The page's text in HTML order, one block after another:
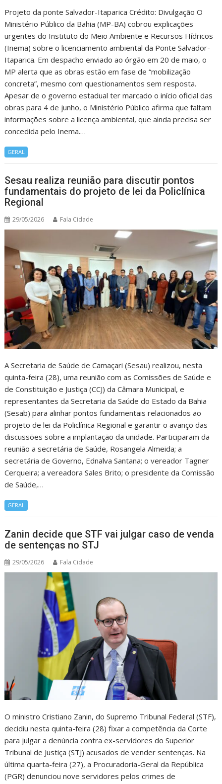
Projeto da ponte Salvador-Itaparica Crédito: Divulgação O
Ministério Público da Bahia (MP-BA) cobrou explicações
urgentes do Instituto do Meio Ambiente e Recursos Hídricos
(Inema) sobre o licenciamento ambiental da Ponte Salvador-
Itaparica. Em despacho enviado ao órgão em 20 de maio, o
MP alerta que as obras estão em fase de “mobilização
concreta”, mesmo com questionamentos sem resposta.
Apesar de o governo estadual ter marcado o início oficial das
obras para 4 de junho, o Ministério Público afirma que faltam
informações sobre a licença ambiental, que ainda precisa ser
concedida pelo Inema.…
GERAL
Sesau realiza reunião para discutir pontos
fundamentais do projeto de lei da Policlínica
Regional
29/05/2026 Fala Cidade
A Secretaria de Saúde de Camaçari (Sesau) realizou, nesta
quinta-feira (28), uma reunião com as Comissões de Saúde e
de Constituição e Justiça (CCJ) da Câmara Municipal, e
representantes da Secretaria da Saúde do Estado da Bahia
(Sesab) para alinhar pontos fundamentais relacionados ao
projeto de lei da Policlínica Regional e garantir o avanço das
discussões sobre a implantação da unidade. Participaram da
reunião a secretária de Saúde, Rosangela Almeida; a
secretária de Governo, Ednalva Santana; o vereador Tagner
Cerqueira; a vereadora Sales Brito; o presidente da Comissão
de Saúde,…
GERAL
Zanin decide que STF vai julgar caso de venda
de sentenças no STJ
29/05/2026 Fala Cidade
O ministro Cristiano Zanin, do Supremo Tribunal Federal (STF),
decidiu nesta quinta-feira (28) fixar a competência da Corte
para julgar a denúncia contra ex-servidores do Superior
Tribunal de Justiça (STJ) acusados de vender sentenças. Na
última quarta-feira (27), a Procuradoria-Geral da República
(PGR) denunciou nove servidores pelos crimes de